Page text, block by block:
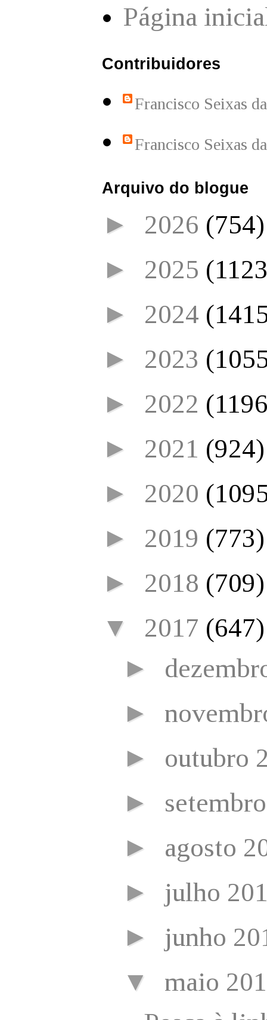
Página
Contribuidores
Francisco Seixas
Francisco Seixas
Arquivo do blogue
► 2026 (754)
► 2025
► 2024
► 2023
► 2022
► 2021 (924)
► 2020
► 2019 (773)
► 2018 (709)
▼ 2017 (647)
►
►
► outubro
►
► agosto
► julho
► junho
▼ maio